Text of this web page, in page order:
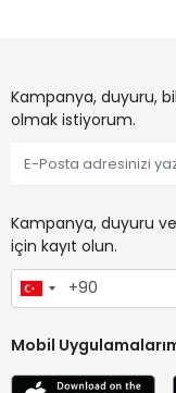
göstermesidir.
güvenli kullanım
sayesinde ciltte
Bu yüzden “iç
⸻
3️⃣ Dört Mevsim
aylarında
yapılabilir. Bu
modelleri arasında
Kampanya, duyuru,
olmak istiyorum.
Kampanya, duyuru
için kayıt olun.
Mobil